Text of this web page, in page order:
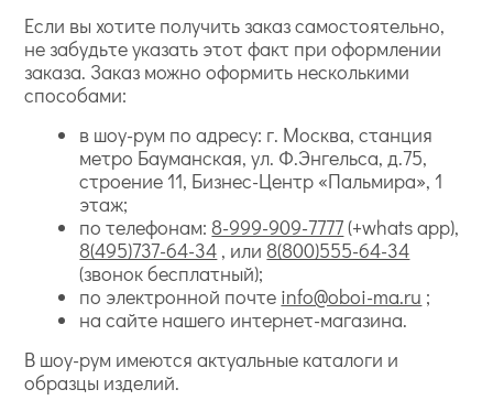
Если вы хотите получить заказ самостоятельно,
не забудьте указать этот факт при оформлении
заказа. Заказ можно оформить несколькими
способами:
в шоу-рум по адресу: г. Москва, станция
метро Бауманская, ул. Ф.Энгельса, д.75,
строение 11, Бизнес-Центр «Пальмира», 1
этаж;
по телефонам: 8-999-909-7777(+whats app),
8(495)737-64-34 , или 8(800)555-64-34
(звонок бесплатный);
по электронной почте info@oboi-ma.ru ;
на сайте нашего интернет-магазина.
В шоу-рум имеются актуальные каталоги и
образцы изделий.